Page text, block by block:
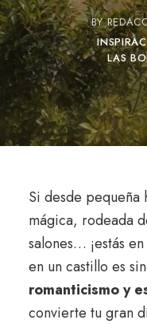
BY
LAS
Si desde pequeña
mágica, rodeada
salones… ¡estás
en un castillo es
romanticismo y
convierte tu gran